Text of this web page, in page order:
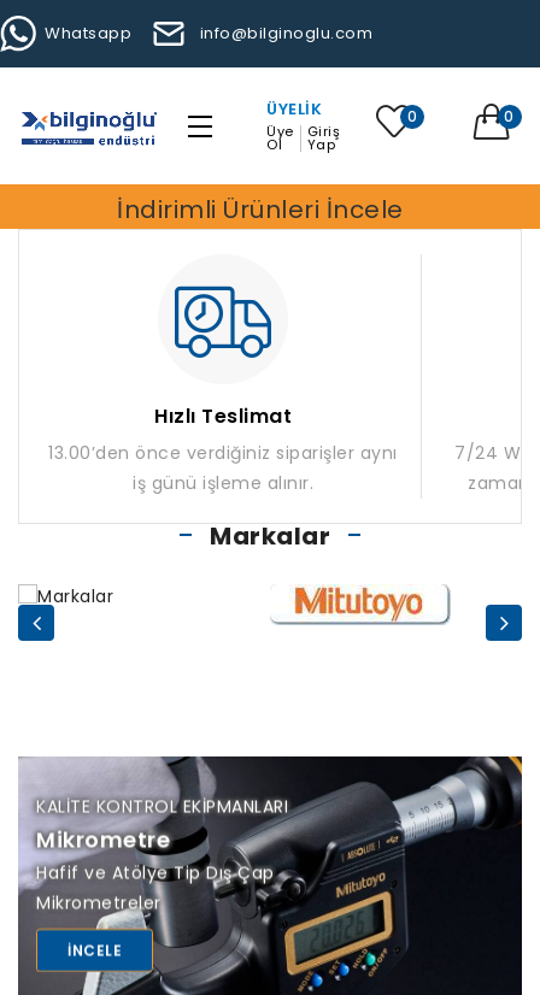
Whatsapp info@bilginoglu.com
ÜYELIK
Üye
Ol
Giriş
Yap
0 0
İndirimli Ürünleri İncele
Hızlı Teslimat
13.00’den önce verdiğiniz siparişler aynı
iş günü işleme alınır.
7/24
zaman
Markalar
KALITE KONTROL EKIPMANLARI
Mikrometre
Hafif ve Atölye Tip Dış Çap
Mikrometreler
INCELE